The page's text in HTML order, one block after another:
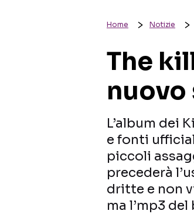
Home Notizie
The
L’album dei
e fonti
piccoli
precederà
dritte e non
ma l’mp3